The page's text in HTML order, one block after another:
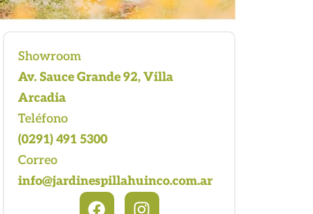
Showroom
Av. Sauce Grande 92, Villa
Arcadia
Teléfono
(0291) 491 5300
Correo
info@jardinespillahuinco.com.ar